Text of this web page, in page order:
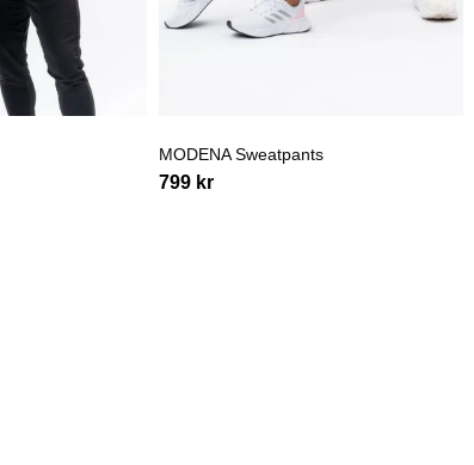
MODENA Sweatpants
799 kr